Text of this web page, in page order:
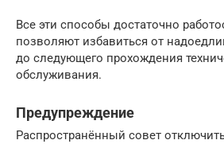
Все эти способы достаточно
позволяют избавиться от
до следующего прохождения
обслуживания.
Предупреждение
Распространённый совет